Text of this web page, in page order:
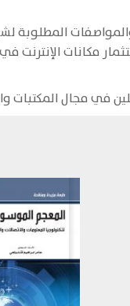
المطلوبة
مكانات الإنترنت
في مجال المكتبات